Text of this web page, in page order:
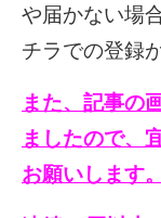
や届かない場
チラでの登録
また、記事の
ましたので、
お願いします。